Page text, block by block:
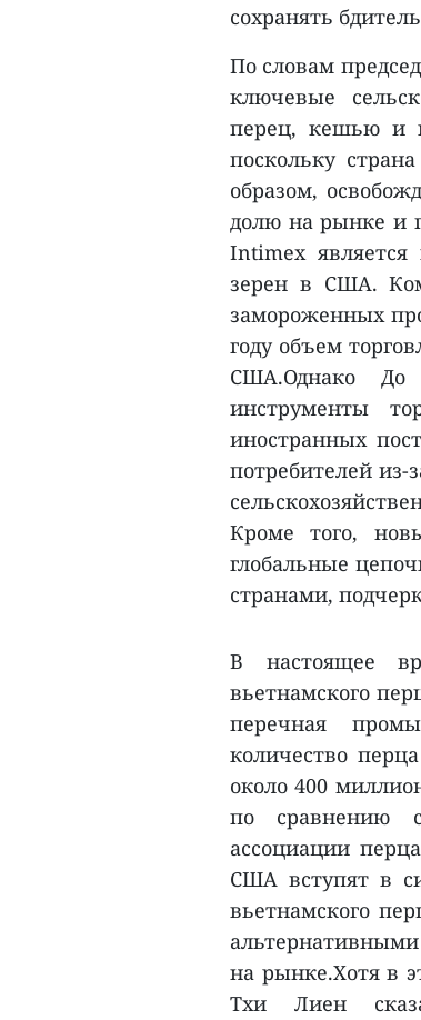
сохранять
По словам
ключевые
перец, кешью и
поскольку
образом,
долю на рынке и
Intimex
зерен в США.
замороженных
году объем
США.Однако До
инструменты
иностранных
потребителей из-
Кроме того,
глобальные
странами,
В настоящее
вьетнамского
перечная
количество
около 400
по сравнению с
ассоциации
США вступят в
вьетнамского
на рынке.Хотя в
Тхи Лиен